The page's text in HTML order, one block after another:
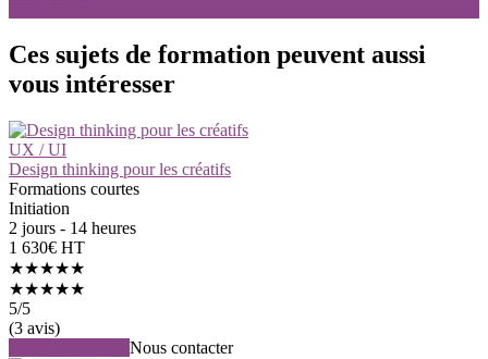
Ces sujets de formation peuvent aussi
vous intéresser
UX / UI
Design thinking pour les créatifs
Formations courtes
Initiation
2 jours - 14 heures
1 630€ HT
★★★★★
★★★★★
5/5
(3 avis)
Nous contacter